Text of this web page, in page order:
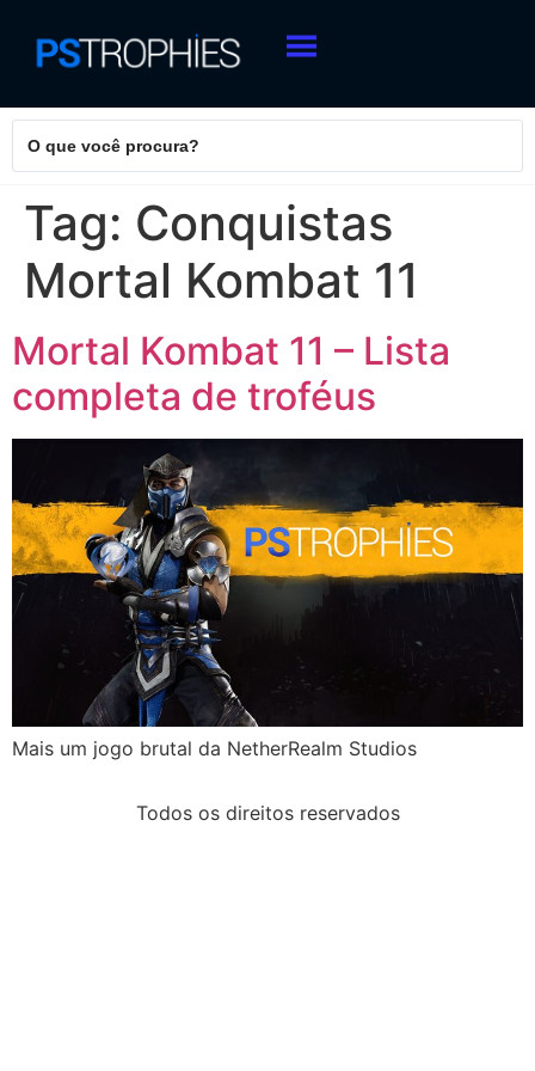
Tag: Conquistas
Mortal Kombat 11
Mortal Kombat 11 – Lista
completa de troféus
Mais um jogo brutal da NetherRealm Studios
Todos os direitos reservados